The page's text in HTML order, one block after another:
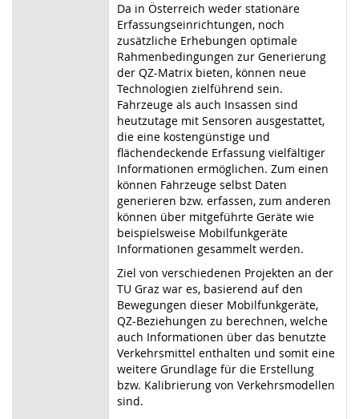
Da in Österreich weder stationäre
Erfassungseinrichtungen, noch
zusätzliche Erhebungen optimale
Rahmenbedingungen zur Generierung
der QZ-Matrix bieten, können neue
Technologien zielführend sein.
Fahrzeuge als auch Insassen sind
heutzutage mit Sensoren ausgestattet,
die eine kostengünstige und
flächendeckende Erfassung vielfältiger
Informationen ermöglichen. Zum einen
können Fahrzeuge selbst Daten
generieren bzw. erfassen, zum anderen
können über mitgeführte Geräte wie
beispielsweise Mobilfunkgeräte
Informationen gesammelt werden.
Ziel von verschiedenen Projekten an der
TU Graz war es, basierend auf den
Bewegungen dieser Mobilfunkgeräte,
QZ-Beziehungen zu berechnen, welche
auch Informationen über das benutzte
Verkehrsmittel enthalten und somit eine
weitere Grundlage für die Erstellung
bzw. Kalibrierung von Verkehrsmodellen
sind.